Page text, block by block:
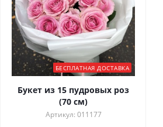
БЕСПЛАТНАЯ ДОСТАВКА
Букет из 15 пудровых роз
(70 см)
Артикул: 011177